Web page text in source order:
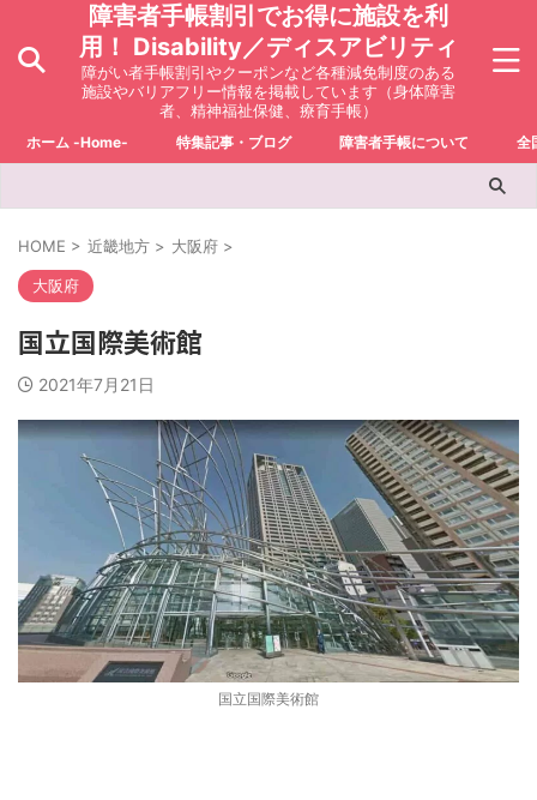
障害者手帳割引でお得に施設を利
用！ Disability／ディスアビリティ
障がい者手帳割引やクーポンなど各種減免制度のある
施設やバリアフリー情報を掲載しています（身体障害
者、精神福祉保健、療育手帳）
ホーム -Home- 特集記事・ブログ 障害者手帳について 全
HOME > 近畿地方 > 大阪府 >
大阪府
国立国際美術館
2021年7月21日
国立国際美術館